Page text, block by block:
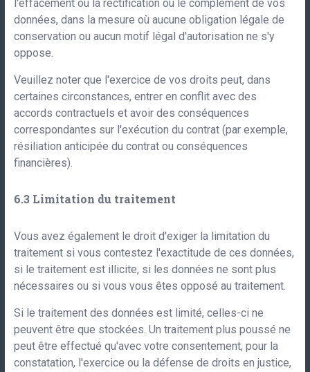
l'effacement ou la rectification ou le complément de vos
données, dans la mesure où aucune obligation légale de
conservation ou aucun motif légal d'autorisation ne s'y
oppose.
Veuillez noter que l'exercice de vos droits peut, dans
certaines circonstances, entrer en conflit avec des
accords contractuels et avoir des conséquences
correspondantes sur l'exécution du contrat (par exemple,
résiliation anticipée du contrat ou conséquences
financières).
Limitation du traitement
Vous avez également le droit d'exiger la limitation du
traitement si vous contestez l'exactitude de ces données,
si le traitement est illicite, si les données ne sont plus
nécessaires ou si vous vous êtes opposé au traitement.
Si le traitement des données est limité, celles-ci ne
peuvent être que stockées. Un traitement plus poussé ne
peut être effectué qu'avec votre consentement, pour la
constatation, l'exercice ou la défense de droits en justice,